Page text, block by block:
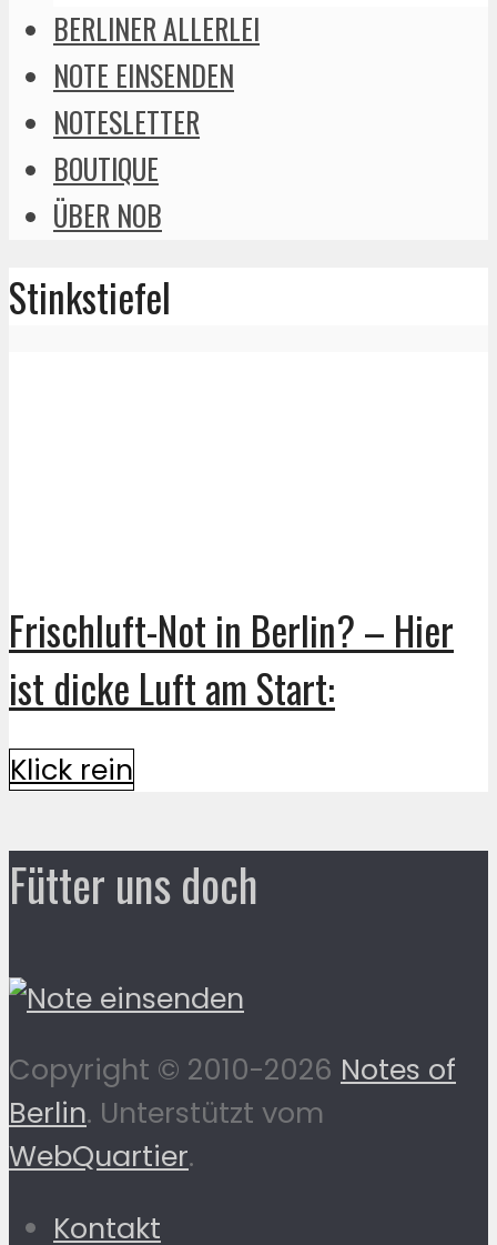
BERLINER ALLERLEI
NOTE EINSENDEN
NOTESLETTER
BOUTIQUE
ÜBER NOB
Stinkstiefel
Frischluft-Not in Berlin? – Hier
ist dicke Luft am Start:
Klick rein
Fütter uns doch
Copyright © 2010-2026 Notes of
Berlin. Unterstützt vom
WebQuartier.
Kontakt